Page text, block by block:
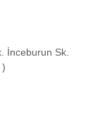
İnceburun Sk.
)